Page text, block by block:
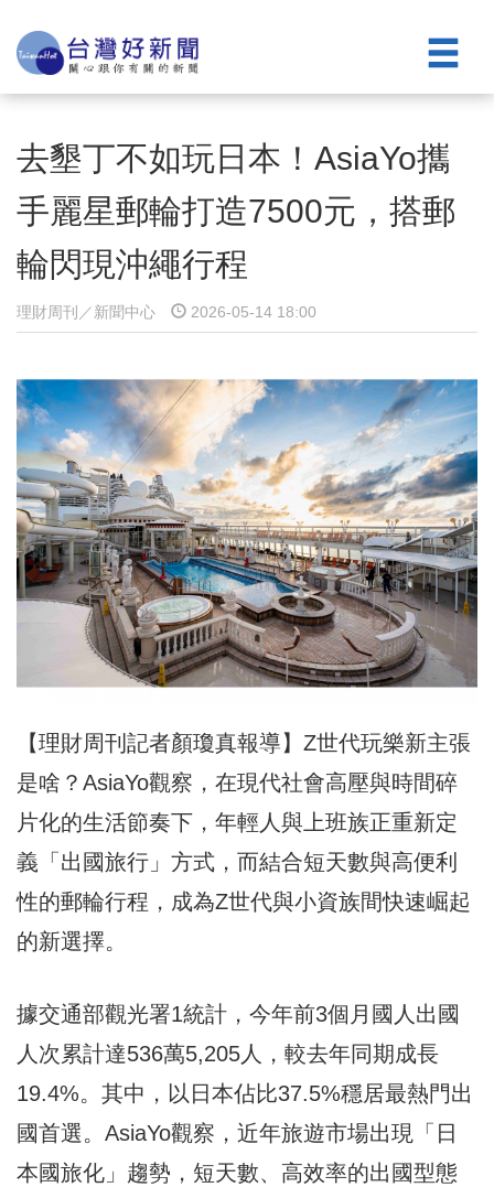
去墾丁不如玩日本！AsiaYo攜
手麗星郵輪打造7500元，搭郵
輪閃現沖繩行程
理財周刊／新聞中心 2026-05-14 18:00
【理財周刊記者顏瓊真報導】Z世代玩樂新主張
是啥？AsiaYo觀察，在現代社會高壓與時間碎
片化的生活節奏下，年輕人與上班族正重新定
義「出國旅行」方式，而結合短天數與高便利
性的郵輪行程，成為Z世代與小資族間快速崛起
的新選擇。
據交通部觀光署1統計，今年前3個月國人出國
人次累計達536萬5,205人，較去年同期成長
19.4%。其中，以日本佔比37.5%穩居最熱門出
國首選。AsiaYo觀察，近年旅遊市場出現「日
本國旅化」趨勢，短天數、高效率的出國型態